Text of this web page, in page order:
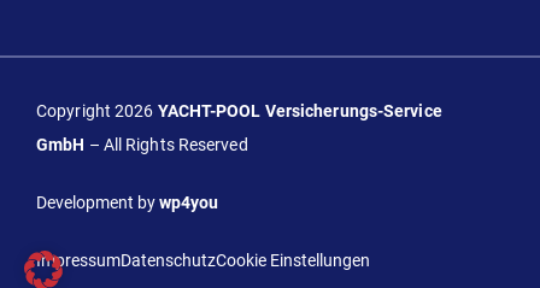
Copyright 2026 YACHT-POOL Versicherungs-Service
GmbH – All Rights Reserved
Development bywp4you
ImpressumDatenschutzCookie Einstellungen